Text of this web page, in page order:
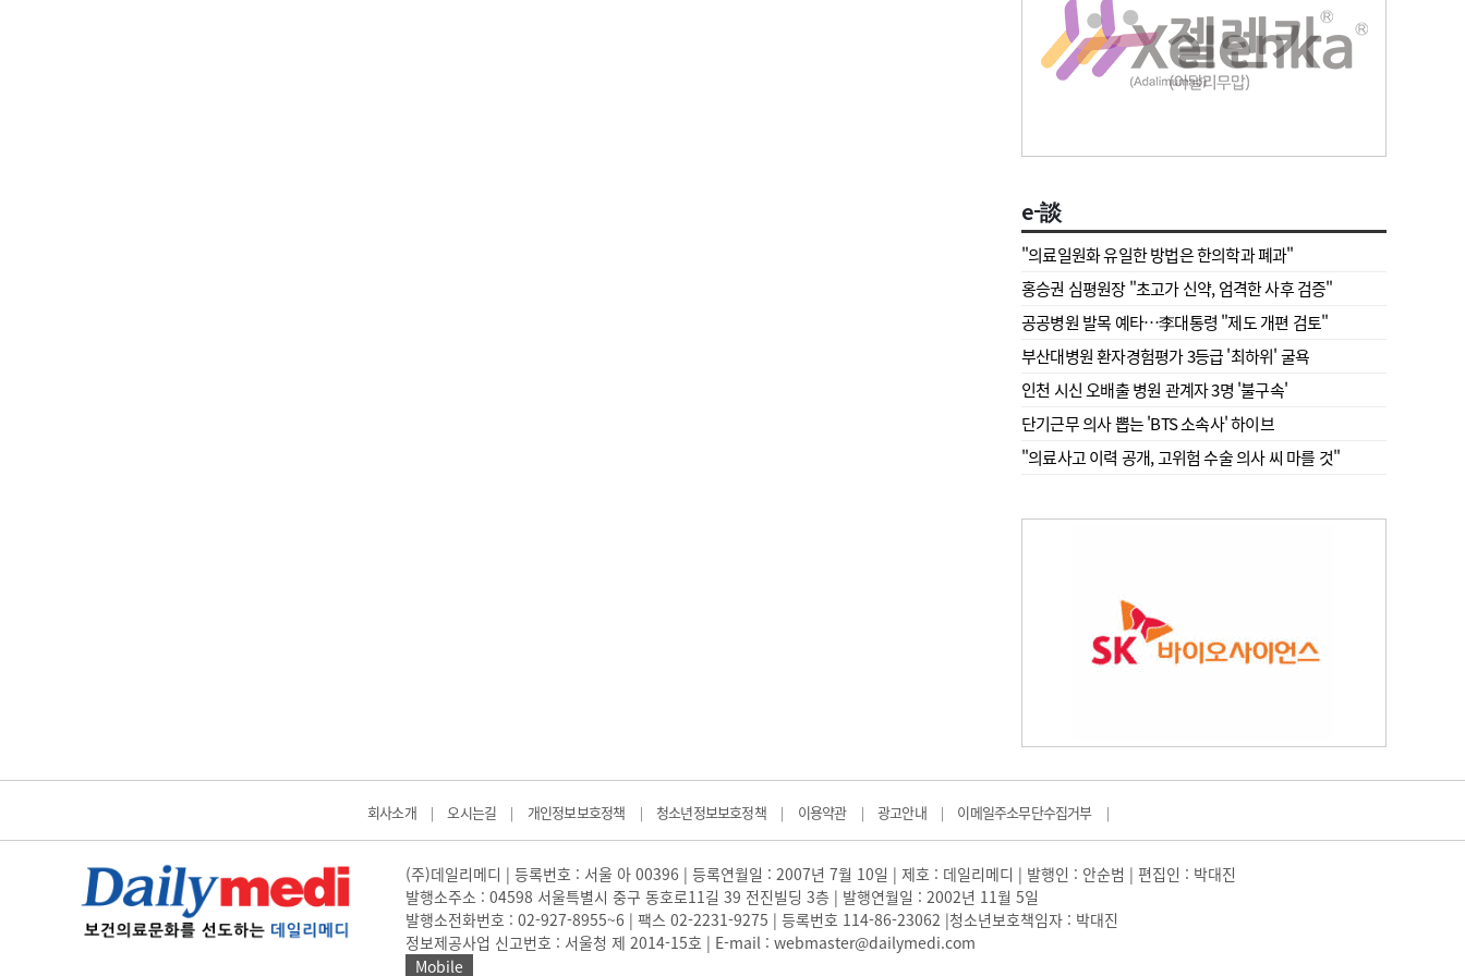
e-談
"의료일원화 유일한 방법은 한의학과 폐과"
홍승권 심평원장 " 초고가 신약, 엄격한 사후 검증"
공공병원 발목 예타…李대통령 "제도 개편 검토"
부산대병원 환자경험평가 3등급 '최하위' 굴욕
인천 시신 오배출 병원 관계자 3명 '불구속'
단기근무 의사 뽑는 'BTS 소속사' 하이브
"의료사고 이력 공개, 고위험 수술 의사 씨 마를 것"
회사소개 | 오시는길 | 개인정보보호정책 | 청소년정보보호정책 | 이용약관 | 광고안내 | 이메일주소무단수집거부 |
(주)데일리메디 | 등록번호 : 서울 아 00396 | 등록연월일 : 2007년 7월 10일 | 제호 : 데일리메디 | 발행인 : 안순범 | 편집인 : 박대진
발행소주소 : 04598 서울특별시 중구 동호로11길 39 전진빌딩 3층 | 발행연월일 : 2002년 11월 5일
발행소전화번호 : 02-927-8955~6 | 팩스 02-2231-9275 | 등록번호 114-86-23062 |청소년보호책임자 : 박대진
정보제공사업 신고번호 : 서울청 제 2014-15호 | E-mail : webmaster@dailymedi.com
Mobile